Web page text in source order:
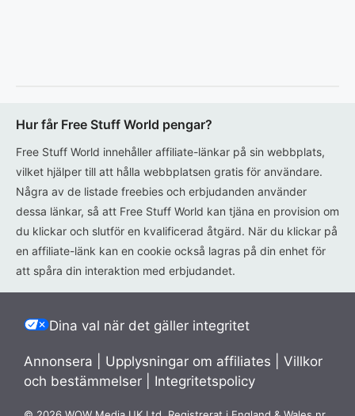
Hur får Free Stuff World pengar?
Free Stuff World innehåller affiliate-länkar på sin webbplats,
vilket hjälper till att hålla webbplatsen gratis för användare.
Några av de listade freebies och erbjudanden använder
dessa länkar, så att Free Stuff World kan tjäna en provision om
du klickar och slutför en kvalificerad åtgärd. När du klickar på
en affiliate-länk kan en cookie också lagras på din enhet för
att spåra din interaktion med erbjudandet.
Dina val när det gäller integritet
Annonsera Upplysningar om affiliates
Villkor
och bestämmelser
Integritetspolicy